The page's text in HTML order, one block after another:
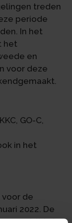
treden
periode
In het
het
en
voor deze
GO-C,
in het
de
2022. De